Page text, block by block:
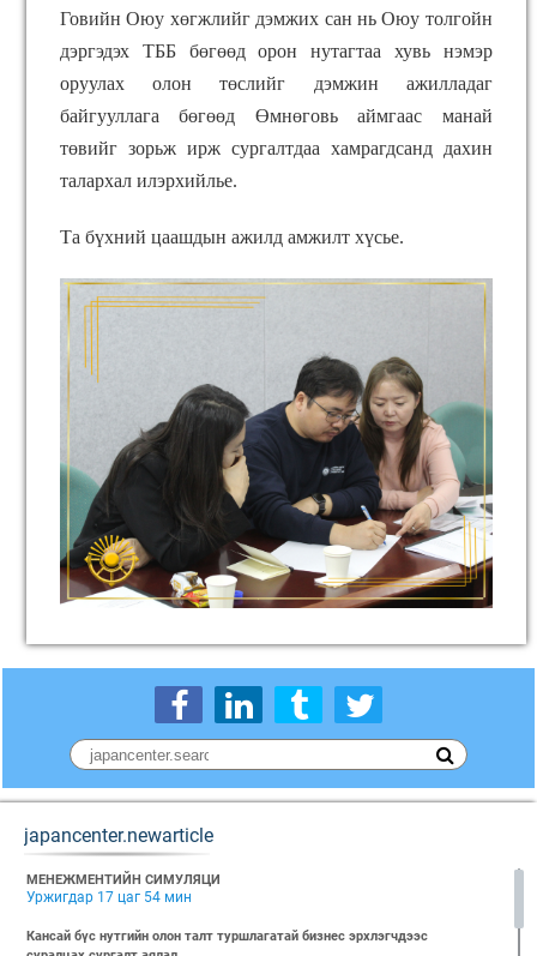
Говийн Оюу хөгжлийг дэмжих сан нь Оюу толгойн
дэргэдэх ТББ бөгөөд орон нутагтаа хувь нэмэр
оруулах олон төслийг дэмжин ажилладаг
байгууллага бөгөөд Өмнөговь аймгаас манай
төвийг зорьж ирж сургалтдаа хамрагдсанд дахин
талархал илэрхийлье.
Та бүхний цаашдын ажилд амжилт хүсье.
japancenter.newarticle
МЕНЕЖМЕНТИЙН СИМУЛЯЦИ
Уржигдар 17 цаг 54 мин
Кансай бүс нутгийн олон талт туршлагатай бизнес эрхлэгчдээс